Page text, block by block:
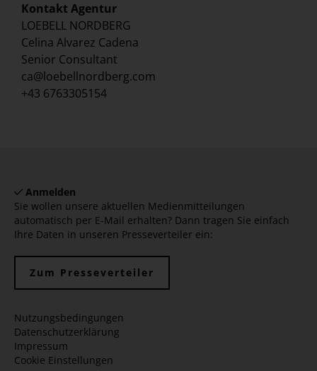
Kontakt Agentur
LOEBELL NORDBERG
Celina Alvarez Cadena
Senior Consultant
ca@loebellnordberg.com
+43 6763305154
Anmelden
Sie wollen unsere aktuellen Medienmitteilungen
automatisch per E-Mail erhalten? Dann tragen Sie einfach
Ihre Daten in unseren Presseverteiler ein:
Zum Presseverteiler
Nutzungsbedingungen
Datenschutzerklärung
Impressum
Cookie Einstellungen